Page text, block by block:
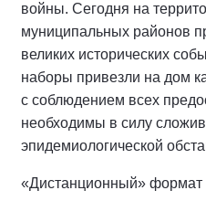
войны. Сегодня на
муниципальных районов
великих исторических
наборы привезли на дом
с соблюдением всех
необходимы в силу
эпидемиологической
«Дистанционный» формат